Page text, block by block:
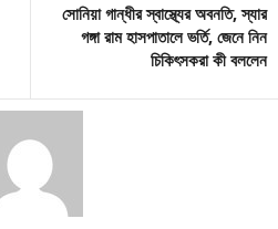
সোনিয়া গান্ধীর স্বাস্থ্যের অবনতি, স্যার
গঙ্গা রাম হাসপাতালে ভর্তি, জেনে নিন
চিকিৎসকরা কী বললেন